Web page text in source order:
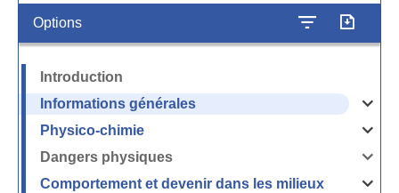
Options
Introduction
Informations générales
Ouvrir
la
générales
Physico-chimie
Ouvrir
la
chimie
Dangers physiques
Ouvrir
la
Comportement et devenir dans les milieux
Ouvrir